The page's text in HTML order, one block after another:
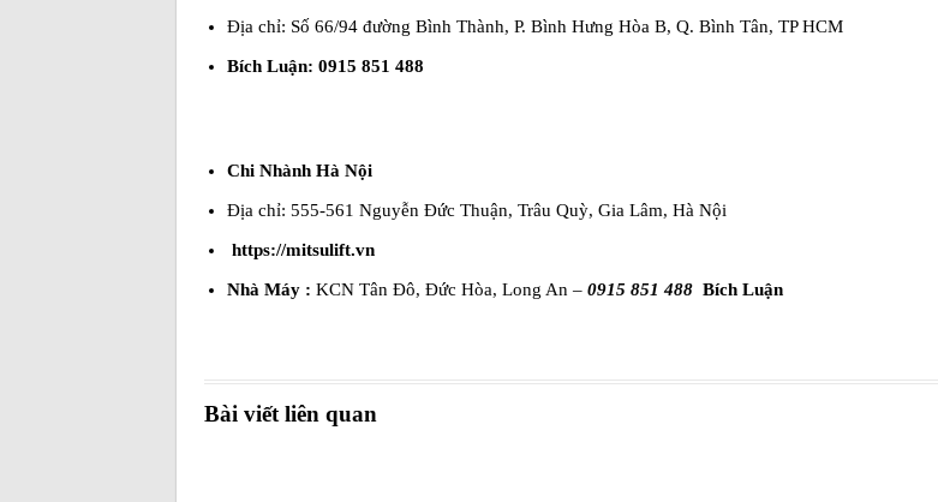
Địa chỉ: Số 66/94 đường Bình Thành, P. Bình Hưng Hòa B, Q. Bình Tân, TP HCM
Bích Luận: 0915 851 488
Chi Nhành Hà Nội
Địa chỉ: 555-561 Nguyễn Đức Thuận, Trâu Quỳ, Gia Lâm, Hà Nội
https://mitsulift.vn
Nhà Máy : KCN Tân Đô, Đức Hòa, Long An – 0915 851 488 Bích Luận
Bài viết liên quan